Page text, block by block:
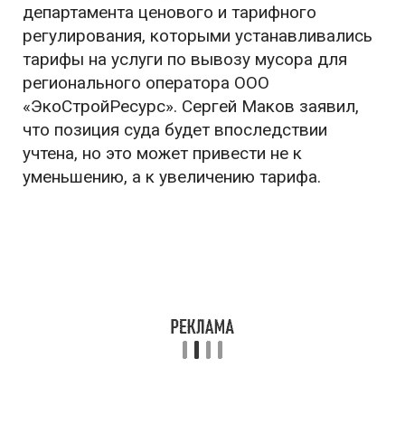
департамента ценового и тарифного
регулирования, которыми устанавливались
тарифы на услуги по вывозу мусора для
регионального оператора ООО
«ЭкоСтройРесурс». Сергей Маков заявил,
что позиция суда будет впоследствии
учтена, но это может привести не к
уменьшению, а к увеличению тарифа.